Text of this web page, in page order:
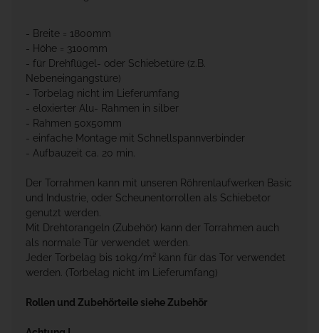
- Breite = 1800mm
- Höhe = 3100mm
- für Drehflügel- oder Schiebetüre (z.B.
Nebeneingangstüre)
- Torbelag nicht im Lieferumfang
- eloxierter Alu- Rahmen in silber
- Rahmen 50x50mm
- einfache Montage mit Schnellspannverbinder
- Aufbauzeit ca. 20 min.
Der Torrahmen kann mit unseren Röhrenlaufwerken Basic
und Industrie, oder Scheunentorrollen als Schiebetor
genutzt werden.
Mit Drehtorangeln (Zubehör) kann der Torrahmen auch
als normale Tür verwendet werden.
Jeder Torbelag bis 10kg/m² kann für das Tor verwendet
werden. (Torbelag nicht im Lieferumfang)
Rollen und Zubehörteile siehe Zubehör